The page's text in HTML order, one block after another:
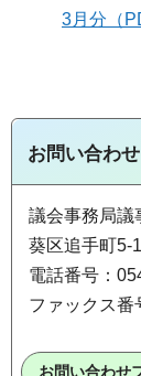
3月分（
お問い合わせ
議会事務局議
葵区追手町
電話番号：
ファックス番